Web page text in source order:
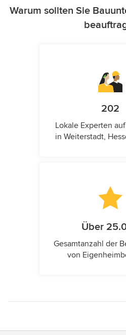
Warum sollten Sie
202
Lokale Experten
in Weiterstadt,
Über
Gesamtanzahl der
von